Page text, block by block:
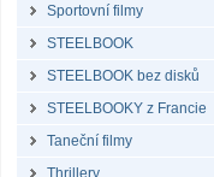
Sportovní filmy
STEELBOOK
STEELBOOK bez disků
STEELBOOKY z Francie
Taneční filmy
Thrillery